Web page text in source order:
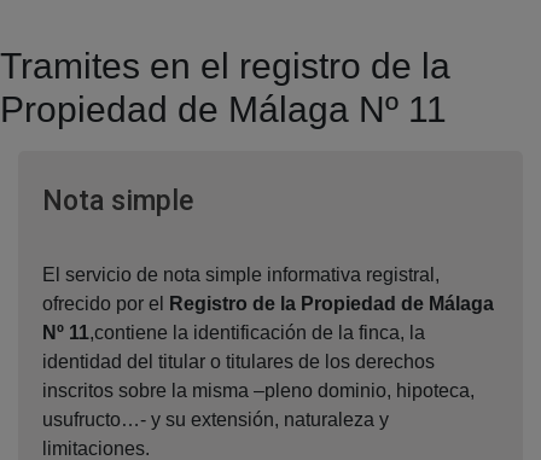
Tramites en el registro de la
Propiedad de Málaga Nº 11
Nota simpleVentana nueva
El servicio de nota simple informativa registral,
ofrecido por el
Registro de la Propiedad de Málaga
Nº 11,contiene la identificación de la finca, la
identidad del titular o titulares de los derechos
inscritos sobre la misma –pleno dominio, hipoteca,
usufructo…- y su extensión, naturaleza y
limitaciones.